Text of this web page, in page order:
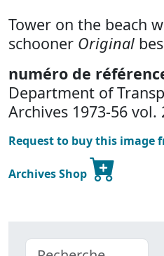
Tower on the beach
schooner Original
numéro de
Department of
Archives 1973-56 vol.
Request to buy this image
Archives Shop